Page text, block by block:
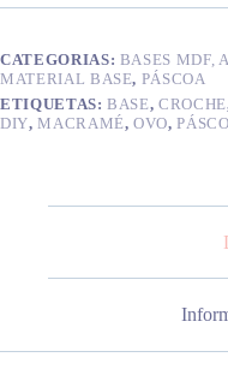
CATEGORIAS: BASES MDF,
MATERIAL BASE, PÁSCOA
ETIQUETAS:BASE,CROCHE
DIY,MACRAMÉ,OVO,